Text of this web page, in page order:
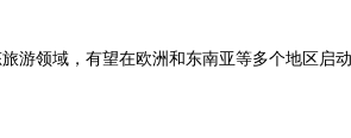
游领域，有望在欧洲和东南亚等多个地区启动